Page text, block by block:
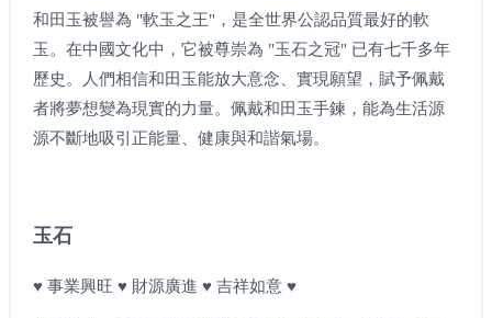
和田玉被譽為 "軟玉之王"，是全世界公認品質最好的軟
玉。在中國文化中，它被尊崇為 "玉石之冠" 已有七千多年
歷史。人們相信和田玉能放大意念、實現願望，賦予佩戴
者將夢想變為現實的力量。佩戴和田玉手鍊，能為生活源
源不斷地吸引正能量、健康與和諧氣場。
玉石
♥ 事業興旺 ♥ 財源廣進 ♥ 吉祥如意 ♥